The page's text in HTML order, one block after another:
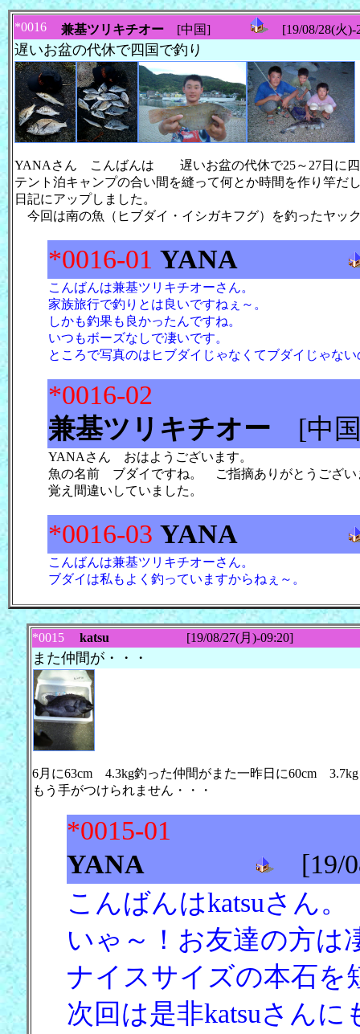
*0016 兼基ツリキチオー [中国] [19/08/28(火)-
遅いお盆の代休で四国で釣り
YANAさん こんばんは 遅いお盆の代休で25～27日に四
テント泊キャンプの合い間を縫って何とか時間を作り竿だ
日記にアップしました。
今回は南の魚（ヒブダイ・イシガキフグ）を釣ったヤッ
*0016-01 YANA
こんばんは兼基ツリキチオーさん。
家族旅行で釣りとは良いですねぇ～。
しかも釣果も良かったんですね。
いつもボーズなしで凄いです。
ところで写真のはヒブダイじゃなくてブダイじゃな
*0016-02
兼基ツリキチオー [
YANAさん おはようございます。
魚の名前 ブダイですね。 ご指摘ありがとうござい
覚え間違いしていました。
*0016-03 YANA
こんばんは兼基ツリキチオーさん。
ブダイは私もよく釣っていますからねぇ～。
*0015 katsu [19/08/27(月)-09:20]
また仲間が・・・
6月に63cm 4.3kg釣った仲間がまた一昨日に60cm
もう手がつけられません・・・
*0015-01
YANA
[19/
こんばんはkatsuさん。
いゃ～！お友達の方は
ナイスサイズの本石を
次回は是非katsuさん